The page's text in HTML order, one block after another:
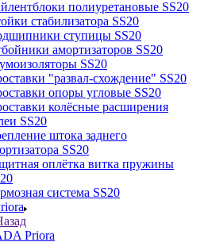
полиуретановые SS20
стабилизатора SS20
ступицы SS20
амортизаторов SS20
SS20
"развал-схождение" SS20
опоры угловые SS20
колёсные расширения
SS20
штока заднего
SS20
оплётка витка пружины
система SS20
Priora